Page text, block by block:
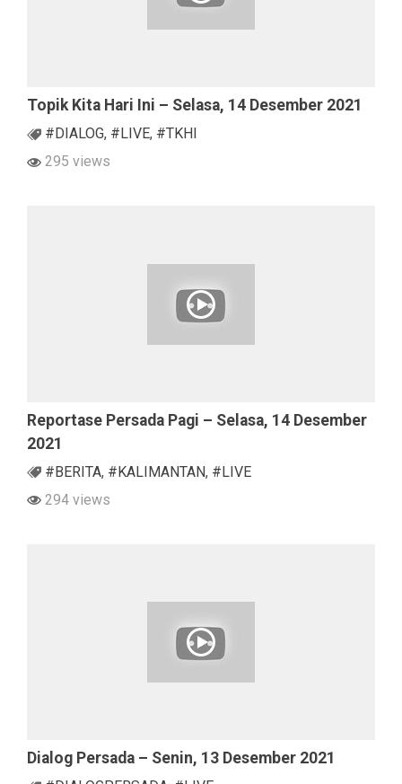
Topik Kita Hari Ini – Selasa, 14 Desember 2021
#DIALOG, #LIVE, #TKHI
295 views
Reportase Persada Pagi – Selasa, 14 Desember
2021
#BERITA, #KALIMANTAN, #LIVE
294 views
Dialog Persada – Senin, 13 Desember 2021